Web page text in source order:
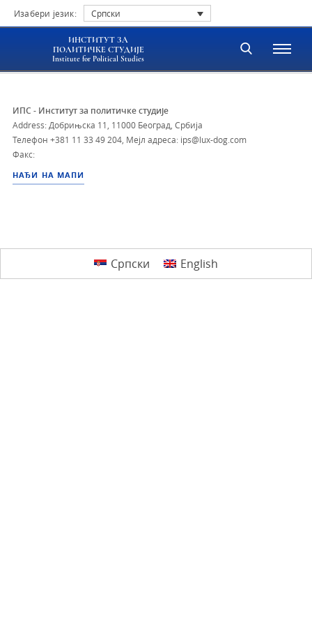
Изабери језик: Српски
ИНСТИТУТ ЗА
ПОЛИТИЧКЕ СТУДИЈЕ
Institute for Political Studies
ИПС - Институт за политичке студије
Address: Добрињска 11, 11000 Београд, Србија
Телефон +381 11 33 49 204 Мејл адреса: ips@lux-dog.com
Факс:
НАЂИ НА МАПИ
Српски English